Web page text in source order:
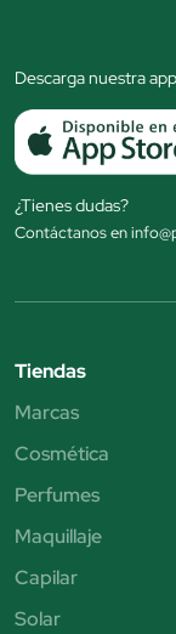
Descarga nuestra app
¿Tienes dudas?
Contáctanos en
Tiendas
Marcas
Cosmética
Perfumes
Maquillaje
Capilar
Solar